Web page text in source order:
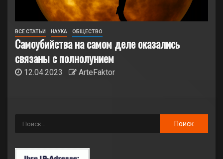
ВСЕ СТАТЬИ НАУКА ОБЩЕСТВО
Самоубийства на самом деле оказались
связаны с полнолунием
12.04.2023 ArteFaktor